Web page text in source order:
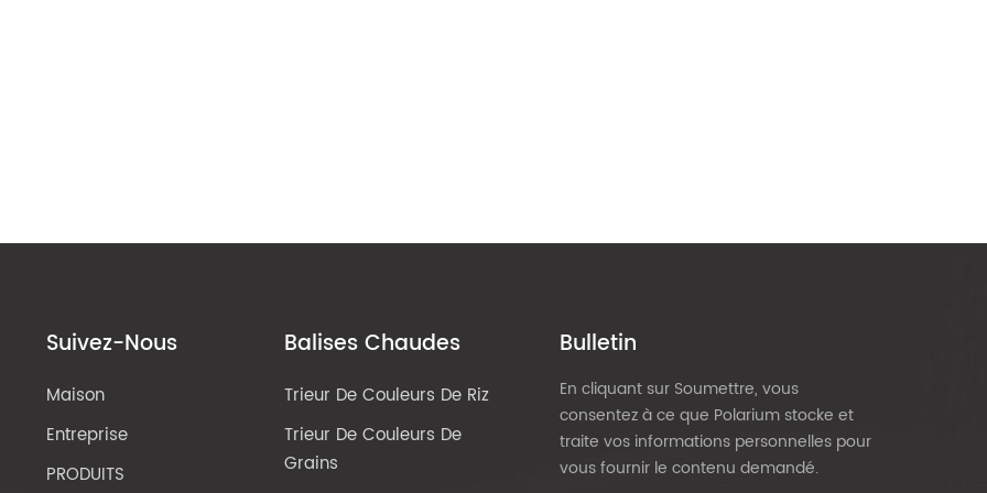
Suivez-Nous
Maison
Entreprise
PRODUITS
Balises Chaudes
Trieur De Couleurs De Riz
Trieur De Couleurs De
Grains
Bulletin
En cliquant sur Soumettre, vous
consentez à ce que Polarium stocke et
traite vos informations personnelles pour
vous fournir le contenu demandé.